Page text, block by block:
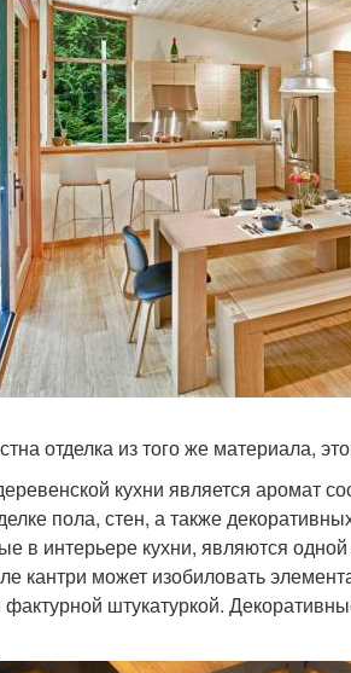
отделка из того же материала,
кухни является аромат
пола, стен, а также
в интерьере кухни, являются
кантри может изобиловать
штукатуркой.